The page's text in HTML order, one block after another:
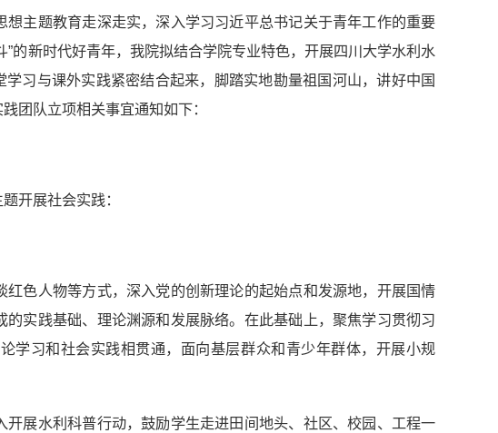
主题教育走深走实，深入学习习近平总书记关于青年工作的重要
的新时代好青年，我院拟结合学院专业特色，开展四川大学水利水
习与课外实践紧密结合起来，脚踏实地勘量祖国河山，讲好中国
团队立项相关事宜通知如下：
开展社会实践：
色人物等方式，深入党的创新理论的起始点和发源地，开展国情
实践基础、理论渊源和发展脉络。在此基础上，聚焦学习贯彻习
学习和社会实践相贯通，面向基层群众和青少年群体，开展小规
展水利科普行动，鼓励学生走进田间地头、社区、校园、工程一